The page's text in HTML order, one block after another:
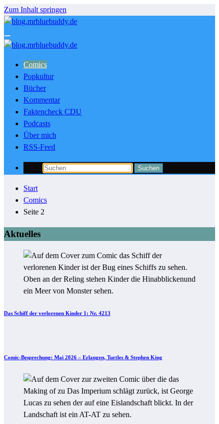
Zum Inhalt springen
Comics
Popkultur
Bücher
Kommentar
Faktencheck CDU
Podcasts
Über mich
RSS-Feed
Start
Comics
Seite 2
Aktuelles
Das Schiff der verlorenen Kinder 1: Nr. 4213
Comic-Besprechung: Mai 2026 – Erlangen, Turtles & Stephen King